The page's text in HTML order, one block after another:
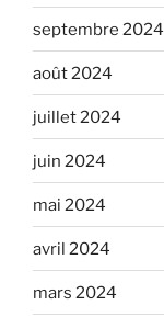
septembre 2024
août 2024
juillet 2024
juin 2024
mai 2024
avril 2024
mars 2024